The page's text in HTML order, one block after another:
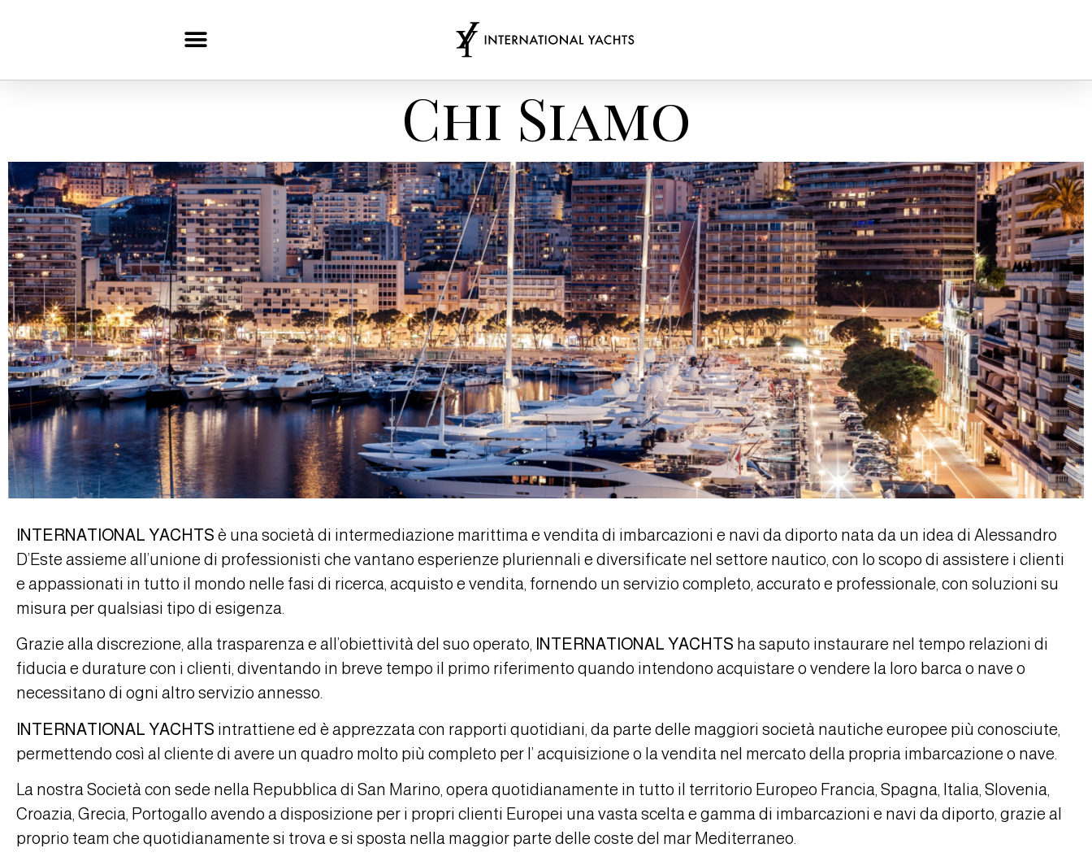
Chi Siamo
INTERNATIONAL YACHTS è una società di intermediazione marittima e vendita di imbarcazioni e navi da diporto nata da un idea di Alessandro
D’Este assieme all’unione di professionisti che vantano esperienze pluriennali e diversificate nel settore nautico, con lo scopo di assistere i clienti
e appassionati in tutto il mondo nelle fasi di ricerca, acquisto e vendita, fornendo un servizio completo, accurato e professionale, con soluzioni su
misura per qualsiasi tipo di esigenza.
Grazie alla discrezione, alla trasparenza e all’obiettività del suo operato, INTERNATIONAL YACHTS ha saputo instaurare nel tempo relazioni di
fiducia e durature con i clienti, diventando in breve tempo il primo riferimento quando intendono acquistare o vendere la loro barca o nave o
necessitano di ogni altro servizio annesso.
INTERNATIONAL YACHTS intrattiene ed è apprezzata con rapporti quotidiani, da parte delle maggiori società nautiche europee più conosciute,
permettendo così al cliente di avere un quadro molto più completo per l’ acquisizione o la vendita nel mercato della propria imbarcazione o nave.
La nostra Società con sede nella Repubblica di San Marino, opera quotidianamente in tutto il territorio Europeo Francia, Spagna, Italia, Slovenia,
Croazia, Grecia, Portogallo avendo a disposizione per i propri clienti Europei una vasta scelta e gamma di imbarcazioni e navi da diporto, grazie al
proprio team che quotidianamente si trova e si sposta nella maggior parte delle coste del mar Mediterraneo.